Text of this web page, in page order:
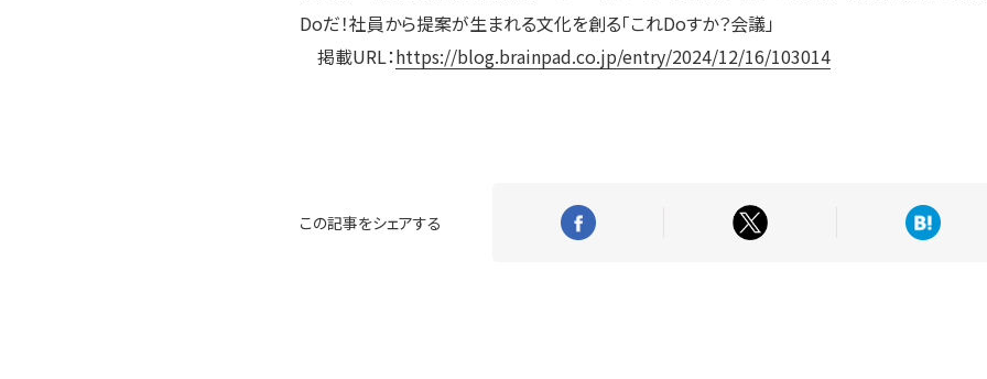
Doだ！社員から提案が生まれる文化を創る「これDoすか？会議」
掲載URL：https://blog.brainpad.co.jp/entry/2024/12/16/103014
この記事をシェアする